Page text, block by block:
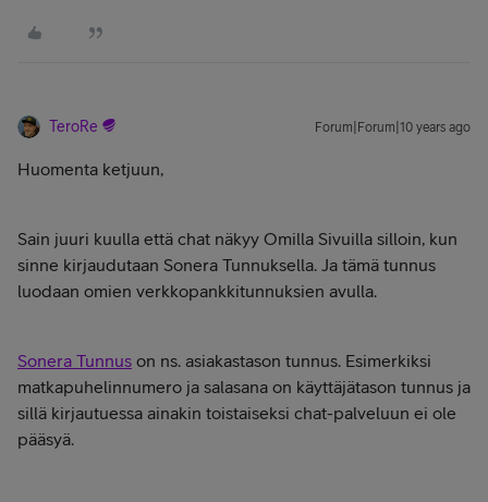
TeroRe Forum|Forum|10 years ago
Huomenta ketjuun,
Sain juuri kuulla että chat näkyy Omilla Sivuilla silloin, kun
sinne kirjaudutaan Sonera Tunnuksella. Ja tämä tunnus
luodaan omien verkkopankkitunnuksien avulla.
Sonera Tunnus on ns. asiakastason tunnus. Esimerkiksi
matkapuhelinnumero ja salasana on käyttäjätason tunnus ja
sillä kirjautuessa ainakin toistaiseksi chat-palveluun ei ole
pääsyä.